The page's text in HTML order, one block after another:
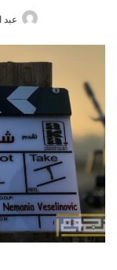
عبد